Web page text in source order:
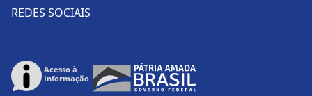
REDES SOCIAIS